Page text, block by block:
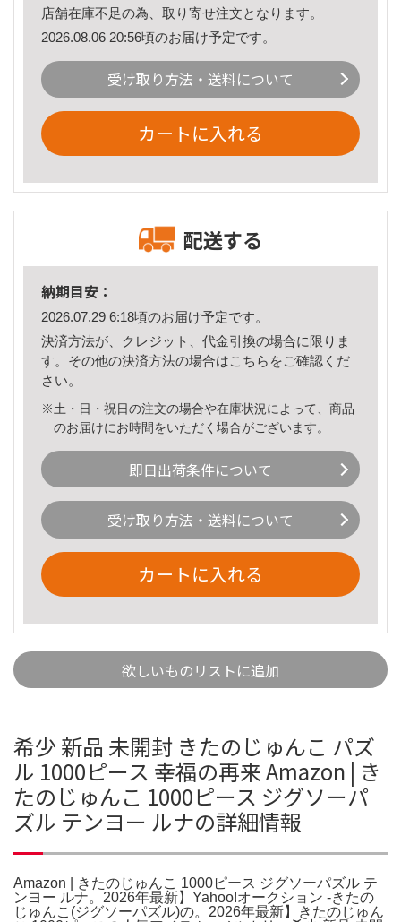
店舗在庫不足の為、取り寄せ注文となります。
2026.08.06 20:56頃のお届け予定です。
受け取り方法・送料について
カートに入れる
配送する
納期目安：
2026.07.29 6:18頃のお届け予定です。
決済方法が、クレジット、代金引換の場合に限りま
す。その他の決済方法の場合はこちら をご確認くだ
さい。
※土・日・祝日の注文の場合や在庫状況によって、商品
のお届けにお時間をいただく場合がございます。
即日出荷条件について
受け取り方法・送料について
カートに入れる
欲しいものリストに追加
希少 新品 未開封 きたのじゅんこ パズ
ル 1000ピース 幸福の再来 Amazon | き
たのじゅんこ 1000ピース ジグソーパ
ズル テンヨー ルナの詳細情報
Amazon | きたのじゅんこ 1000ピース ジグソーパズル テ
ンヨー ルナ。2026年最新】Yahoo!オークション -きたの
じゅんこ(ジグソーパズル)の。2026年最新】きたのじゅん